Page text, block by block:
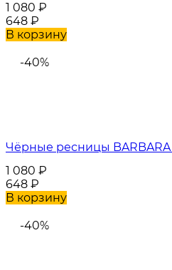
1 080 ₽
648 ₽
В корзину
-40%
Чёрные ресницы
1 080 ₽
648 ₽
В корзину
-40%